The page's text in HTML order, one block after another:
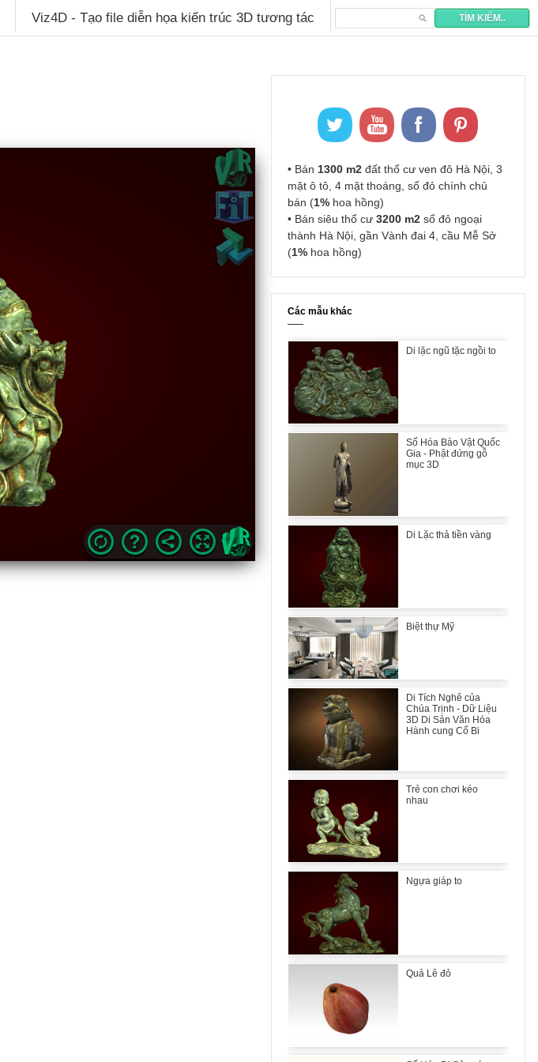
Viz4D - Tạo file diễn họa kiến trúc 3D tương tác
• Bán 1300 m2đất thổ cư ven đô Hà Nội, 3
mặt ô tô, 4 mặt thoáng, sổ đỏ chính chủ
bán (1%hoa hồng)
• Bán siêu thổ cư 3200 m2sổ đỏ ngoại
thành Hà Nội, gần Vành đai 4, cầu Mễ Sở
(1%hoa hồng)
Các mẫu khác
Di lặc ngũ tặc ngồi to
Số Hóa Bảo Vật Quốc
Gia - Phật đứng gỗ
mục 3D
Di Lặc thả tiền vàng
Biệt thự Mỹ
Di Tích Nghê của
Chúa Trịnh - Dữ Liệu
3D Di Sản Văn Hóa
Hành cung Cổ Bi
Trẻ con chơi kéo
nhau
Ngựa giáp to
Quả Lê đỏ